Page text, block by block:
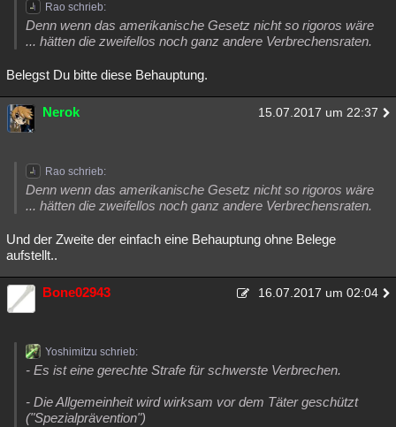
Rao schrieb:
Denn wenn das amerikanische Gesetz nicht so rigoros wäre
... hätten die zweifellos noch ganz andere Verbrechensraten.
Belegst Du bitte diese Behauptung.
Nerok 15.07.2017 um 22:37
Rao schrieb:
Denn wenn das amerikanische Gesetz nicht so rigoros wäre
... hätten die zweifellos noch ganz andere Verbrechensraten.
Und der Zweite der einfach eine Behauptung ohne Belege
aufstellt..
Bone02943 16.07.2017 um 02:04
Yoshimitzu schrieb:
- Es ist eine gerechte Strafe für schwerste Verbrechen.
- Die Allgemeinheit wird wirksam vor dem Täter geschützt
("Spezialprävention")